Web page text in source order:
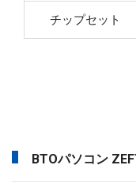
チップセット
BTOパソコン